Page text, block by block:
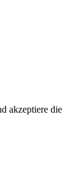
akzeptiere die